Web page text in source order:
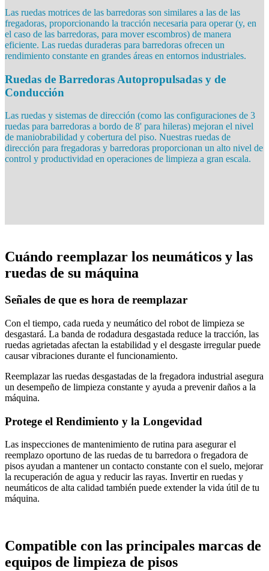
pinchazos, pero pueden resultar en un manejo más firme y
desgastarse de manera diferente bajo diferentes cargas y condiciones
de operación.
Los neumáticos sólidos para fregadoras de suelos son la opción
preferida de la mayoría de los limpiadores y establecimientos debido
opciones neumáticas, estos neumáticos no neumáticos para
fregadoras de suelos proporcionan una solución estable y rentable
Los neumáticos de caucho macizo son la opción más robusta dentro
de esta categoría, lo que los hace ideales para aplicaciones de uso
rudo. Las opciones de neumáticos de poliuretano macizo para
fregadoras, por otro lado, ofrecen una construcción ligera, mayor
marcas negras y mantener superficies de piso limpias y
profesionales.
Las ruedas motrices de las barredoras son similares a las de las
fregadoras, proporcionando la tracción necesaria para operar (y, en
el caso de las barredoras, para mover escombros) de manera
eficiente. Las ruedas duraderas para barredoras ofrecen un
rendimiento constante en grandes áreas en entornos industriales.
Ruedas de Barredoras Autopropulsadas y de
Conducción
Las ruedas y sistemas de dirección (como las configuraciones de 3
ruedas para barredoras a bordo de 8' para hileras) mejoran el nivel
de maniobrabilidad y cobertura del piso. Nuestras ruedas de
dirección para fregadoras y barredoras proporcionan un alto nivel de
control y productividad en operaciones de limpieza a gran escala.
Cuándo reemplazar los neumáticos y las
ruedas de su máquina
Señales de que es hora de reemplazar
Con el tiempo, cada rueda y neumático del robot de limpieza se
desgastará. La banda de rodadura desgastada reduce la tracción, las
ruedas agrietadas afectan la estabilidad y el desgaste irregular puede
causar vibraciones durante el funcionamiento.
Reemplazar las ruedas desgastadas de la fregadora industrial asegura
un desempeño de limpieza constante y ayuda a prevenir daños a la
máquina.
Protege el Rendimiento y la Longevidad
Las inspecciones de mantenimiento de rutina para asegurar el
reemplazo oportuno de las ruedas de tu barredora o fregadora de
pisos ayudan a mantener un contacto constante con el suelo, mejorar
la recuperación de agua y reducir las rayas. Invertir en ruedas y
neumáticos de alta calidad también puede extender la vida útil de tu
máquina.
Compatible con las principales marcas de
equipos de limpieza de pisos